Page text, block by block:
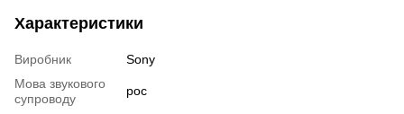
Характеристики
Виробник
Sony
Мова звукового
супроводу
рос